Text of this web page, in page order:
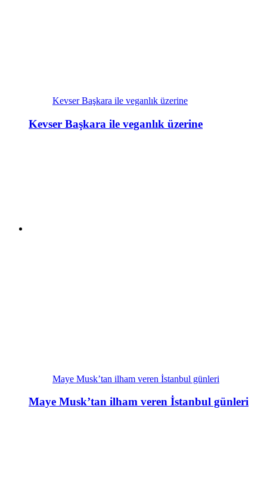
Kevser Başkara ile veganlık üzerine
Kevser Başkara ile veganlık üzerine
Maye Musk’tan ilham veren İstanbul günleri
Maye Musk’tan ilham veren İstanbul günleri